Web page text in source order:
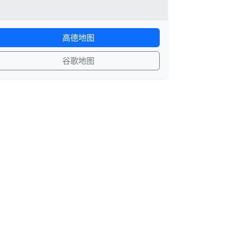
高德地图
谷歌地图